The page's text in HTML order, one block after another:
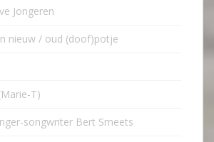
Jongeren
nieuw / oud (doof)potje
T)
songwriter Bert Smeets